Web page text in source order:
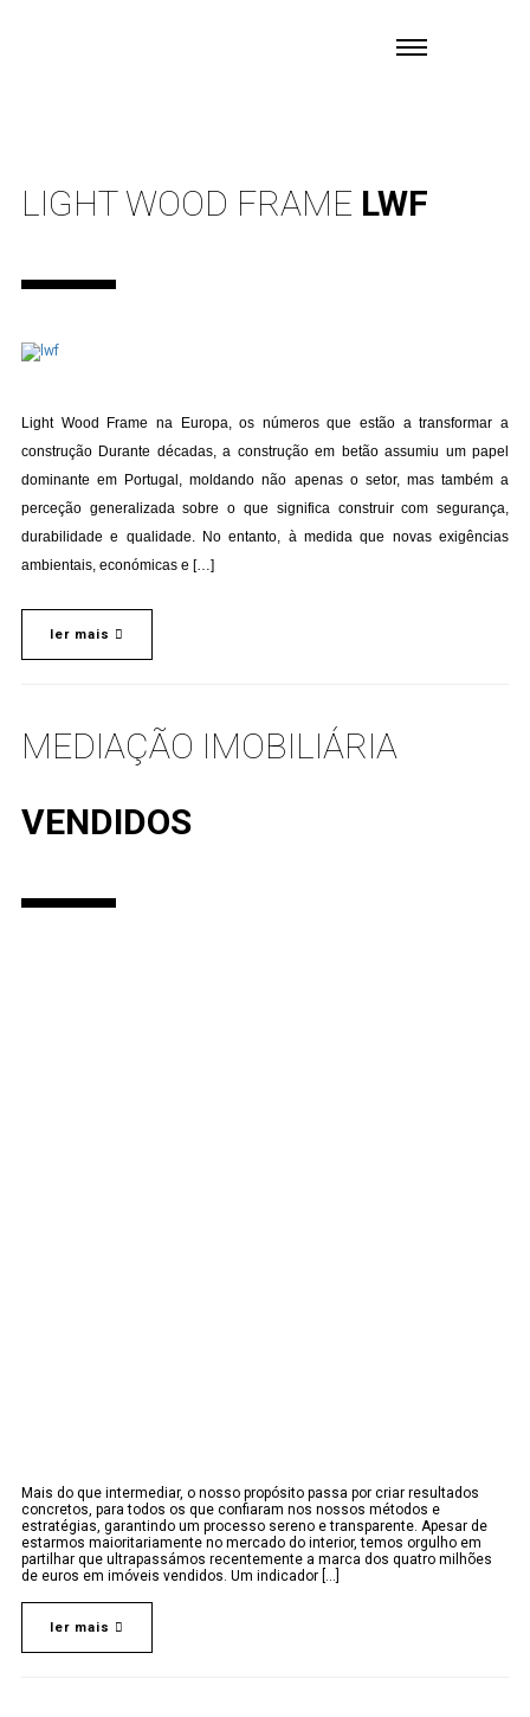
LIGHT WOOD FRAME LWF
Light Wood Frame na Europa, os números que estão a transformar a
construção Durante décadas, a construção em betão assumiu um papel
dominante em Portugal, moldando não apenas o setor, mas também a
perceção generalizada sobre o que significa construir com segurança,
durabilidade e qualidade. No entanto, à medida que novas exigências
ambientais, económicas e […]
ler mais
MEDIAÇÃO IMOBILIÁRIA
VENDIDOS
Mais do que intermediar, o nosso propósito passa por criar resultados
concretos, para todos os que confiaram nos nossos métodos e
estratégias, garantindo um processo sereno e transparente. Apesar de
estarmos maioritariamente no mercado do interior, temos orgulho em
partilhar que ultrapassámos recentemente a marca dos quatro milhões
de euros em imóveis vendidos. Um indicador [...]
ler mais